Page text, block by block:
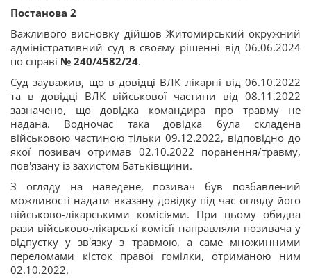
Постанова 2
Важливого висновку дійшов Житомирський окружний
адміністративний суд в своєму рішенні від 06.06.2024
по справі № 240/4582/24.
Суд зауважив, що в довідці ВЛК лікарні від 06.10.2022
та в довідці ВЛК військової частини від 08.11.2022
зазначено, що довідка командира про травму не
надана. Водночас така довідка була складена
військовою частиною тільки 09.12.2022, відповідно до
якої позивач отримав 02.10.2022 поранення/травму,
пов'язану із захистом Батьківщини.
З огляду на наведене, позивач був позбавлений
можливості надати вказану довідку під час огляду його
військово-лікарськими комісіями. При цьому обидва
рази військово-лікарські комісії направляли позивача у
відпустку у зв'язку з травмою, а саме множинними
переломами кісток правої гомілки, отриманою ним
02.10.2022.